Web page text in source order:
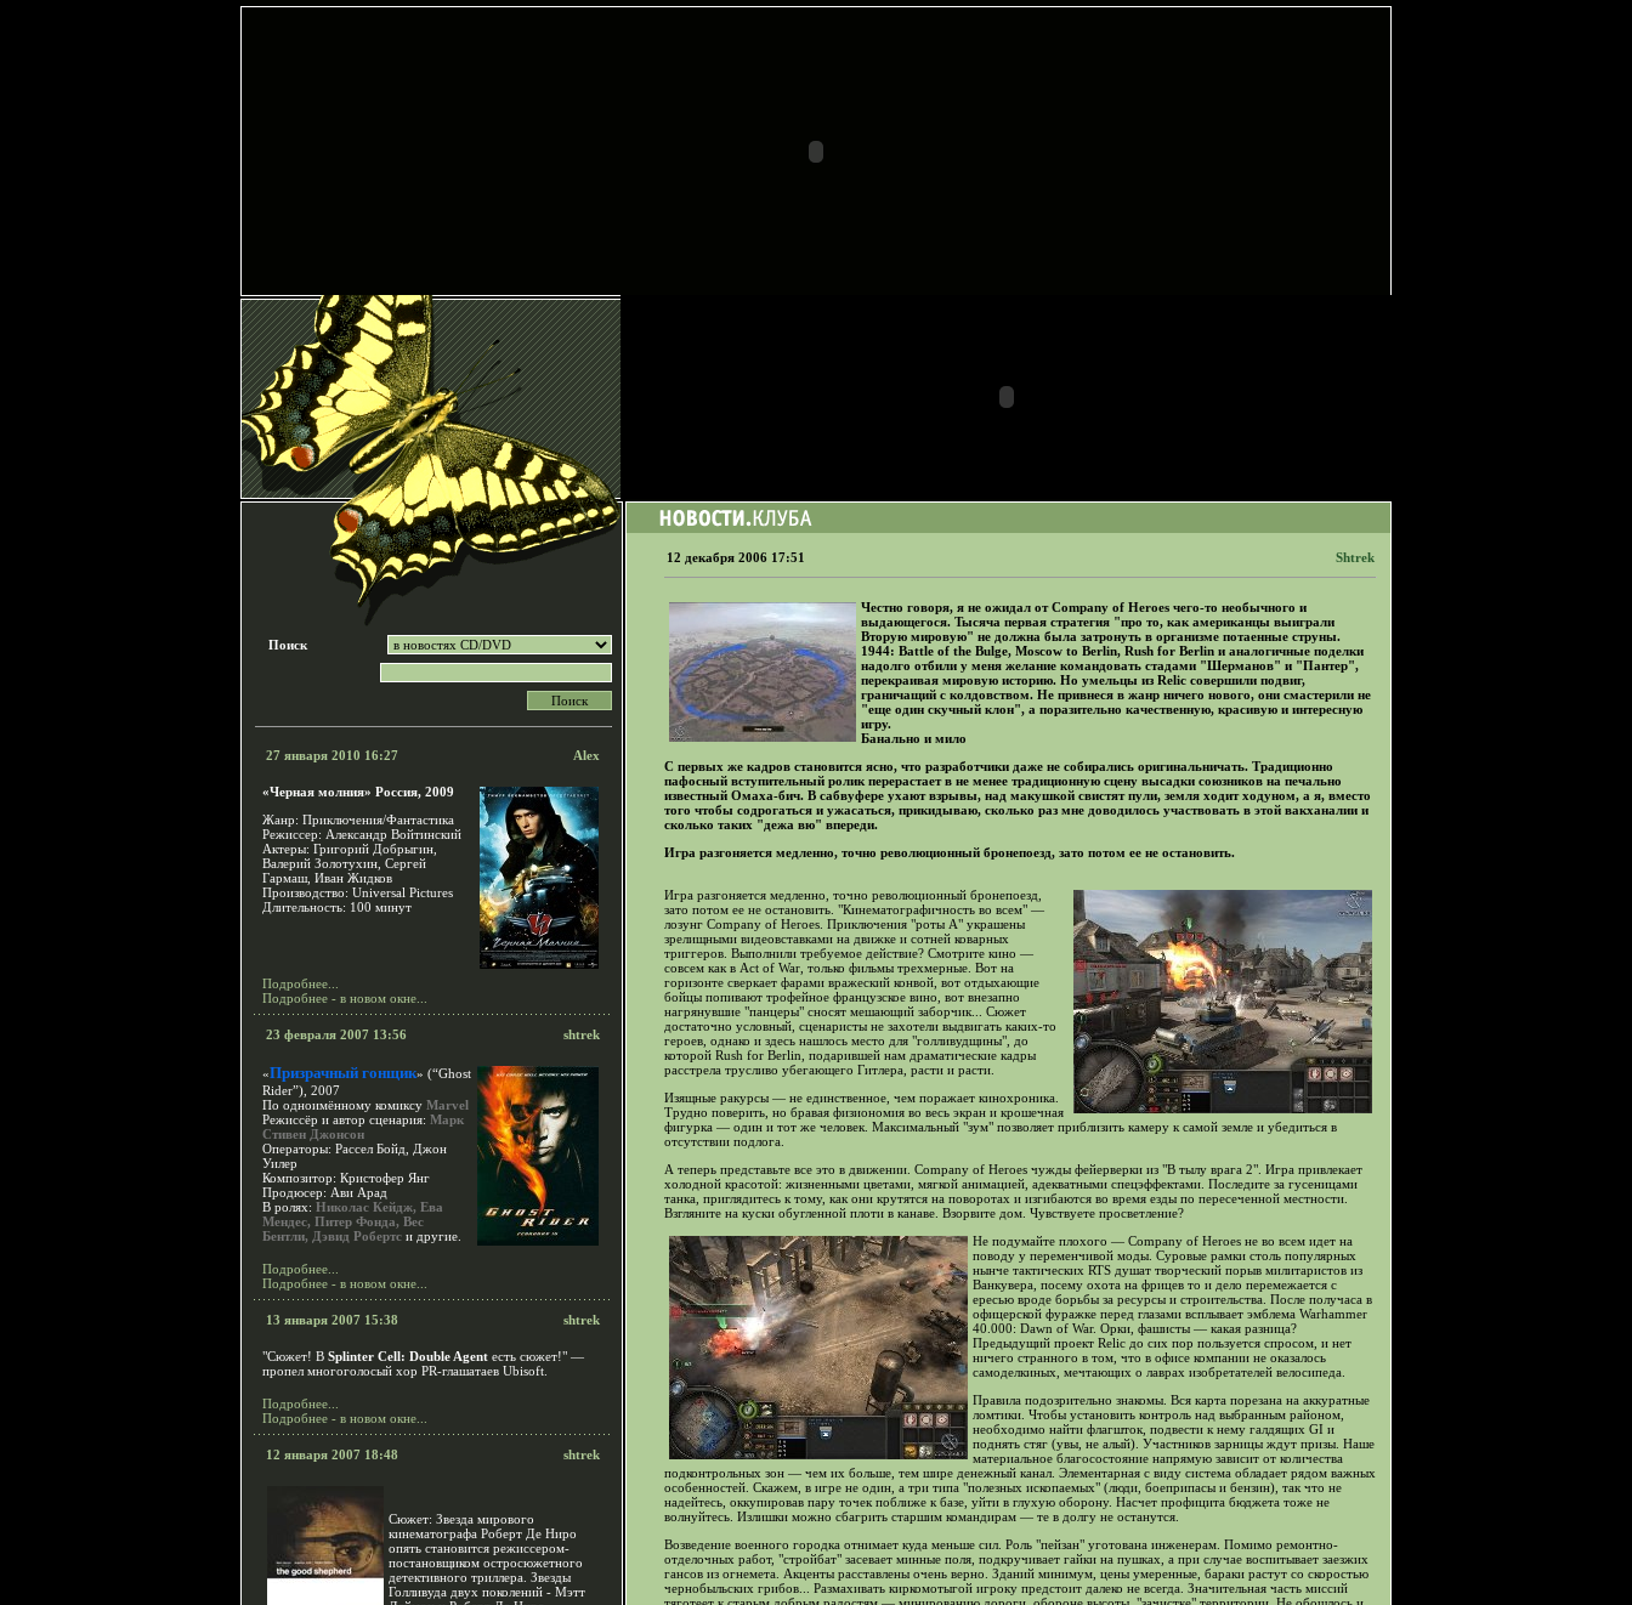
Поиск
27 января 2010 16:27 Alex
«Черная молния» Россия, 2009
Жанр: Приключения/Фантастика
Режиссер: Александр Войтинский
Актеры: Григорий Добрыгин,
Валерий Золотухин, Сергей
Гармаш, Иван Жидков
Производство: Universal Pictures
Длительность: 100 минут
Подробнее...
Подробнее - в новом окне...
23 февраля 2007 13:56 shtrek
«Призрачный гонщик» (“Ghost
Rider”), 2007
По одноимённому комиксу Marvel
Режиссёр и автор сценария: Марк
Стивен Джонсон
Операторы: Рассел Бойд, Джон
Уилер
Композитор: Кристофер Янг
Продюсер: Ави Арад
В ролях: Николас Кейдж, Ева
Мендес, Питер Фонда, Вес
Бентли, Дэвид Робертс и другие.
Подробнее...
Подробнее - в новом окне...
13 января 2007 15:38 shtrek
"Сюжет! В Splinter Cell: Double Agent есть сюжет!" —
пропел многоголосый хор PR-глашатаев Ubisoft.
Подробнее...
Подробнее - в новом окне...
12 января 2007 18:48 shtrek
Сюжет: Звезда мирового
кинематографа Роберт Де Ниро
опять становится режиссером-
постановщиком остросюжетного
детективного триллера. Звезды
Голливуда двух поколений - Мэтт
12 декабря 2006 17:51 Shtrek
Честно говоря, я не ожидал от Company of Heroes чего-то необычного и
выдающегося. Тысяча первая стратегия "про то, как американцы выиграли
Вторую мировую" не должна была затронуть в организме потаенные струны.
1944: Battle of the Bulge, Moscow to Berlin, Rush for Berlin и аналогичные поделки
надолго отбили у меня желание командовать стадами "Шерманов" и "Пантер",
перекраивая мировую историю. Но умельцы из Relic совершили подвиг,
граничащий с колдовством. Не привнеся в жанр ничего нового, они смастерили не
"еще один скучный клон", а поразительно качественную, красивую и интересную
игру.
Банально и мило
С первых же кадров становится ясно, что разработчики даже не собирались оригинальничать. Традиционно
пафосный вступительный ролик перерастает в не менее традиционную сцену высадки союзников на печально
известный Омаха-бич. В сабвуфере ухают взрывы, над макушкой свистят пули, земля ходит ходуном, а я, вместо
того чтобы содрогаться и ужасаться, прикидываю, сколько раз мне доводилось участвовать в этой вакханалии и
сколько таких "дежа вю" впереди.
Игра разгоняется медленно, точно революционный бронепоезд, зато потом ее не остановить.
Игра разгоняется медленно, точно революционный бронепоезд,
зато потом ее не остановить. "Кинематографичность во всем" —
лозунг Company of Heroes. Приключения "роты А" украшены
зрелищными видеовставками на движке и сотней коварных
триггеров. Выполнили требуемое действие? Смотрите кино —
совсем как в Act of War, только фильмы трехмерные. Вот на
горизонте сверкает фарами вражеский конвой, вот отдыхающие
бойцы попивают трофейное французское вино, вот внезапно
нагрянувшие "панцеры" сносят мешающий заборчик... Сюжет
достаточно условный, сценаристы не захотели выдвигать каких-то
героев, однако и здесь нашлось место для "голливудщины", до
которой Rush for Berlin, подарившей нам драматические кадры
расстрела трусливо убегающего Гитлера, расти и расти.
Изящные ракурсы — не единственное, чем поражает кинохроника.
Трудно поверить, но бравая физиономия во весь экран и крошечная
фигурка — один и тот же человек. Максимальный "зум" позволяет приблизить камеру к самой земле и убедиться в
отсутствии подлога.
А теперь представьте все это в движении. Company of Heroes чужды фейерверки из "В тылу врага 2". Игра привлекает
холодной красотой: жизненными цветами, мягкой анимацией, адекватными спецэффектами. Последите за гусеницами
танка, приглядитесь к тому, как они крутятся на поворотах и изгибаются во время езды по пересеченной местности.
Взгляните на куски обугленной плоти в канаве. Взорвите дом. Чувствуете просветление?
Не подумайте плохого — Company of Heroes не во всем идет на
поводу у переменчивой моды. Суровые рамки столь популярных
нынче тактических RTS душат творческий порыв милитаристов из
Ванкувера, посему охота на фрицев то и дело перемежается с
ересью вроде борьбы за ресурсы и строительства. После получаса в
офицерской фуражке перед глазами всплывает эмблема Warhammer
40.000: Dawn of War. Орки, фашисты — какая разница?
Предыдущий проект Relic до сих пор пользуется спросом, и нет
ничего странного в том, что в офисе компании не оказалось
самоделкиных, мечтающих о лаврах изобретателей велосипеда.
Правила подозрительно знакомы. Вся карта порезана на аккуратные
ломтики. Чтобы установить контроль над выбранным районом,
необходимо найти флагшток, подвести к нему галдящих GI и
поднять стяг (увы, не алый). Участников зарницы ждут призы. Наше
материальное благосостояние напрямую зависит от количества
подконтрольных зон — чем их больше, тем шире денежный канал. Элементарная с виду система обладает рядом важных
особенностей. Скажем, в игре не один, а три типа "полезных ископаемых" (люди, боеприпасы и бензин), так что не
надейтесь, оккупировав пару точек поближе к базе, уйти в глухую оборону. Насчет профицита бюджета тоже не
волнуйтесь. Излишки можно сбагрить старшим командирам — те в долгу не останутся.
Возведение военного городка отнимает куда меньше сил. Роль "пейзан" уготована инженерам. Помимо ремонтно-
отделочных работ, "стройбат" засевает минные поля, подкручивает гайки на пушках, а при случае воспитывает заезжих
гансов из огнемета. Акценты расставлены очень верно. Зданий минимум, цены умеренные, бараки растут со скоростью
чернобыльских грибов... Размахивать киркомотыгой игроку предстоит далеко не всегда. Значительная часть миссий